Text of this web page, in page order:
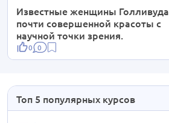
Известные женщины Голливуда
почти совершенной красоты с
научной точки зрения.
0 0
Топ 5 популярных курсов